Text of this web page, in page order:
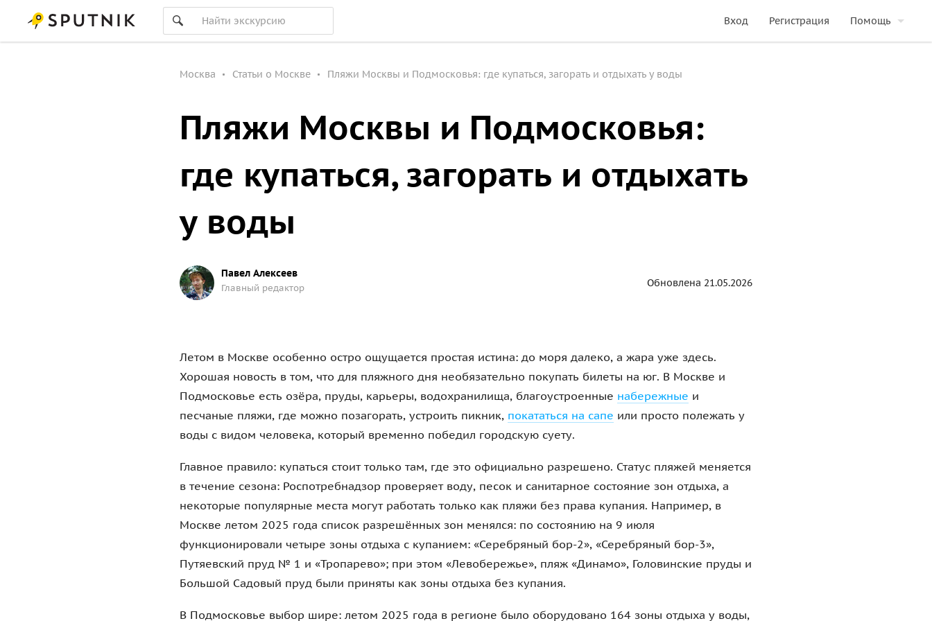
Вход Регистрация Помощь
Москва Статьи о Москве Пляжи Москвы и Подмосковья: где купаться, загорать и отдыхать у воды
Пляжи Москвы и Подмосковья:
где купаться, загорать и отдыхать
у воды
Павел Алексеев
Главный редактор Обновлена 21.05.2026
Летом в Москве особенно остро ощущается простая истина: до моря далеко, а жара уже здесь.
Хорошая новость в том, что для пляжного дня необязательно покупать билеты на юг. В Москве и
Подмосковье есть озёра, пруды, карьеры, водохранилища, благоустроенные набережные и
песчаные пляжи, где можно позагорать, устроить пикник, покататься на сапе или просто полежать у
воды с видом человека, который временно победил городскую суету.
Главное правило: купаться стоит только там, где это официально разрешено. Статус пляжей меняется
в течение сезона: Роспотребнадзор проверяет воду, песок и санитарное состояние зон отдыха, а
некоторые популярные места могут работать только как пляжи без права купания. Например, в
Москве летом 2025 года список разрешённых зон менялся: по состоянию на 9 июля
функционировали четыре зоны отдыха с купанием: «Серебряный бор-2», «Серебряный бор-3»,
Путяевский пруд № 1 и «Тропарево»; при этом «Левобережье», пляж «Динамо», Головинские пруды и
Большой Садовый пруд были приняты как зоны отдыха без купания.
В Подмосковье выбор шире: летом 2025 года в регионе было оборудовано 164 зоны отдыха у воды,